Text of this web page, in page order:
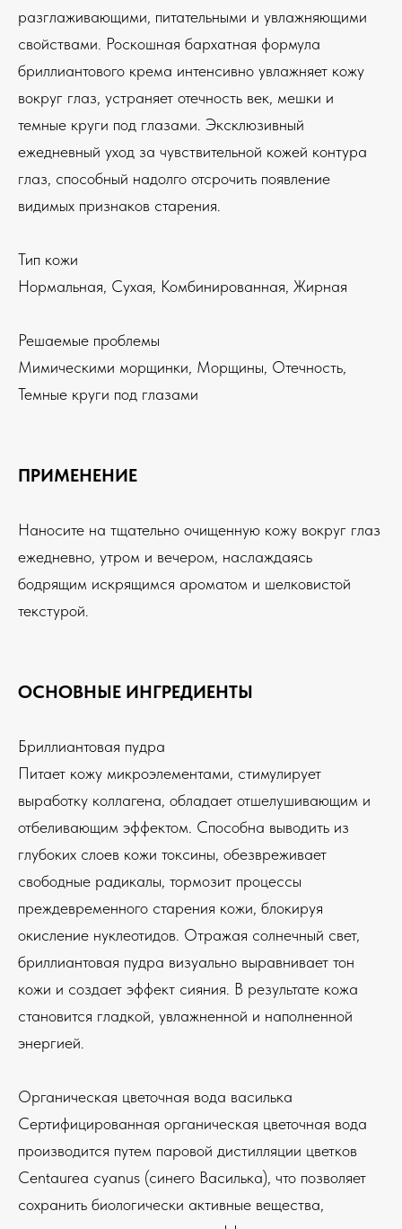
разглаживающими, питательными и увлажняющими
свойствами. Роскошная бархатная формула
бриллиантового крема интенсивно увлажняет кожу
вокруг глаз, устраняет отечность век, мешки и
темные круги под глазами. Эксклюзивный
ежедневный уход за чувствительной кожей контура
глаз, способный надолго отсрочить появление
видимых признаков старения.
Тип кожи
Нормальная, Сухая, Комбинированная, Жирная
Решаемые проблемы
Мимическими морщинки, Морщины, Отечность,
Темные круги под глазами
ПРИМЕНЕНИЕ
Наносите на тщательно очищенную кожу вокруг глаз
ежедневно, утром и вечером, наслаждаясь
бодрящим искрящимся ароматом и шелковистой
текстурой.
ОСНОВНЫЕ ИНГРЕДИЕНТЫ
Бриллиантовая пудра
Питает кожу микроэлементами, стимулирует
выработку коллагена, обладает отшелушивающим и
отбеливающим эффектом. Способна выводить из
глубоких слоев кожи токсины, обезвреживает
свободные радикалы, тормозит процессы
преждевременного старения кожи, блокируя
окисление нуклеотидов. Отражая солнечный свет,
бриллиантовая пудра визуально выравнивает тон
кожи и создает эффект сияния. В результате кожа
становится гладкой, увлажненной и наполненной
энергией.
Органическая цветочная вода василька
Сертифицированная органическая цветочная вода
производится путем паровой дистилляции цветков
Centaurea cyanus (синего Василька), что позволяет
сохранить биологически активные вещества,